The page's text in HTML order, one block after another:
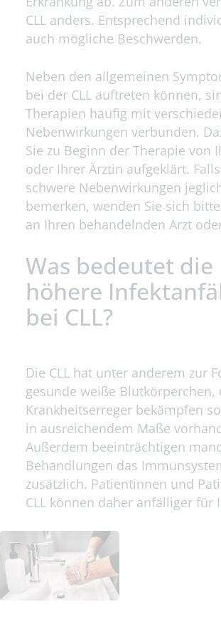
CLL anders. Entsprechend
auch mögliche Beschwerden.
Neben den allgemeinen
bei der CLL auftreten können,
Therapien häufig mit
Nebenwirkungen verbunden.
Sie zu Beginn der Therapie von
oder Ihrer Ärztin aufgeklärt.
schwere Nebenwirkungen
bemerken, wenden Sie sich
an Ihren behandelnden Arzt
Was bedeutet die
höhere
bei CLL?
Die CLL hat unter anderem zur
gesunde weiße Blutkörperchen,
Krankheitserreger bekämpfen
in ausreichendem Maße
Außerdem beeinträchtigen
Behandlungen das
zusätzlich. Patientinnen und
CLL können daher anfälliger für